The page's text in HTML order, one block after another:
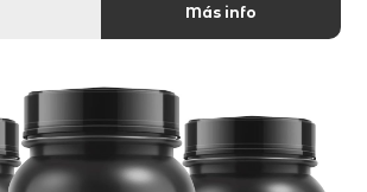
Más info